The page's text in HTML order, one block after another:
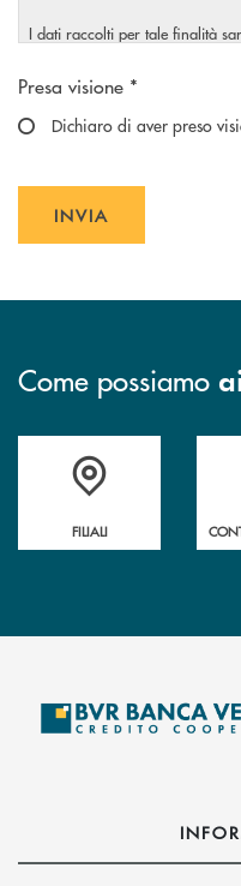
I dati raccolti per tale finalità
Il Titolare La invita, inoltre,
visionare l’informativa
Scegliere
Presa visione *
Dichiaro di aver preso
INVIA
Come possiamo
Trova la filiale più vicina a te
FILIALI